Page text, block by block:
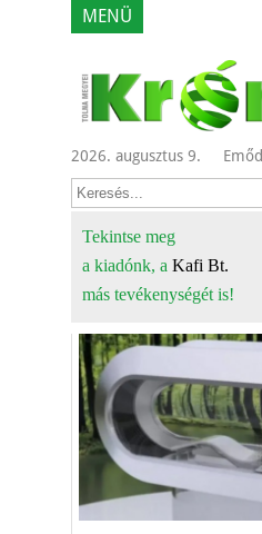
MENÜ
2026. augusztus 9. Emőd
Tekintse meg
a kiadónk, a Kafi Bt.
más tevékenységét is!